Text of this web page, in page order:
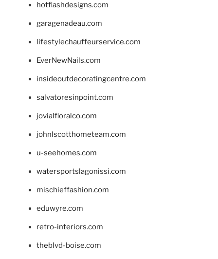
hotflashdesigns.com
garagenadeau.com
lifestylechauffeurservice.com
EverNewNails.com
insideoutdecoratingcentre.com
salvatoresinpoint.com
jovialfloralco.com
johnlscotthometeam.com
u-seehomes.com
watersportslagonissi.com
mischieffashion.com
eduwyre.com
retro-interiors.com
theblvd-boise.com